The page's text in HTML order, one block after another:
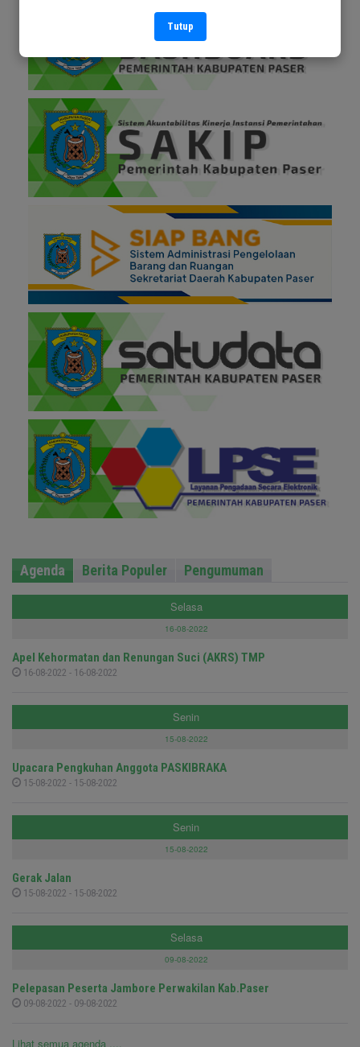
Tutup
Agenda Berita Populer Pengumuman
Selasa
16-08-2022
Apel Kehormatan dan Renungan Suci (AKRS) TMP
16-08-2022 - 16-08-2022
Senin
15-08-2022
Upacara Pengkuhan Anggota PASKIBRAKA
15-08-2022 - 15-08-2022
Senin
15-08-2022
Gerak Jalan
15-08-2022 - 15-08-2022
Selasa
09-08-2022
Pelepasan Peserta Jambore Perwakilan Kab.Paser
09-08-2022 - 09-08-2022
Lihat semua agenda ....